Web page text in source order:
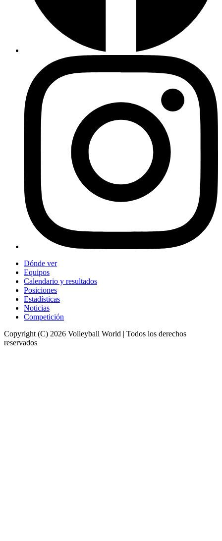
Dónde ver
Equipos
Calendario y resultados
Posiciones
Estadísticas
Noticias
Competición
Copyright (C) 2026 Volleyball World | Todos los derechos
reservados